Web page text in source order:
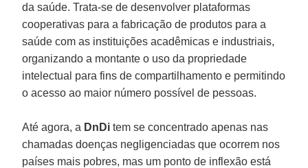
da saúde. Trata-se de desenvolver plataformas
cooperativas para a fabricação de produtos para a
saúde com as instituições acadêmicas e industriais,
organizando a montante o uso da propriedade
intelectual para fins de compartilhamento e permitindo
o acesso ao maior número possível de pessoas.
Até agora, a DnDi tem se concentrado apenas nas
chamadas doenças negligenciadas que ocorrem nos
países mais pobres, mas um ponto de inflexão está